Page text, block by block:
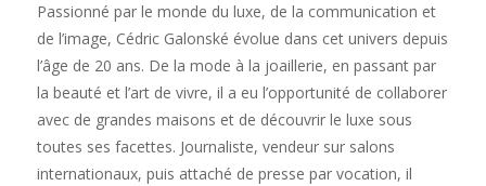
Passionné par le monde du luxe, de la communication et
de l’image, Cédric Galonské évolue dans cet univers depuis
l’âge de 20 ans. De la mode à la joaillerie, en passant par
la beauté et l’art de vivre, il a eu l’opportunité de collaborer
avec de grandes maisons et de découvrir le luxe sous
toutes ses facettes. Journaliste, vendeur sur salons
internationaux, puis attaché de presse par vocation, il